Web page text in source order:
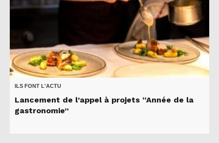
ILS FONT L'ACTU
Lancement de l’appel à projets “Année de la
gastronomie”